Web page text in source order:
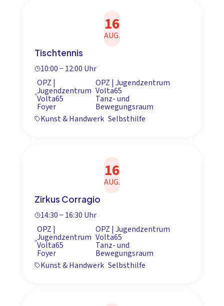
16
AUG.
Tischtennis
10:00 − 12:00 Uhr
OPZ |
Jugendzentrum
Volta65
Foyer
OPZ | Jugendzentrum
Volta65
Tanz- und
Bewegungsraum
Kunst & Handwerk Selbsthilfe
16
AUG.
Zirkus Corragio
14:30 − 16:30 Uhr
OPZ |
Jugendzentrum
Volta65
Foyer
OPZ | Jugendzentrum
Volta65
Tanz- und
Bewegungsraum
Kunst & Handwerk Selbsthilfe